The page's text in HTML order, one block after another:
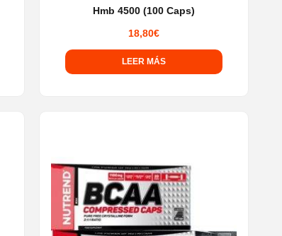
Hmb 4500 (100 Caps)
18,80€
LEER MÁS